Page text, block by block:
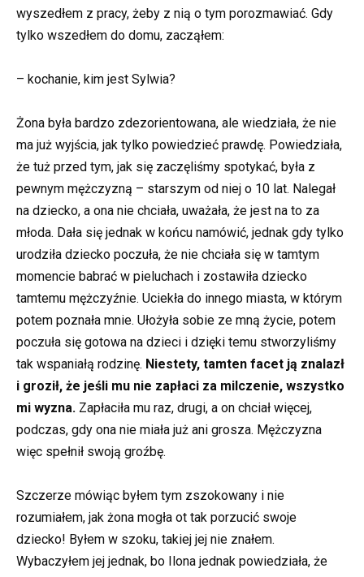
wyszedłem z pracy, żeby z nią o tym porozmawiać. Gdy
tylko wszedłem do domu, zacząłem:
– kochanie, kim jest Sylwia?
Żona była bardzo zdezorientowana, ale wiedziała, że nie
ma już wyjścia, jak tylko powiedzieć prawdę. Powiedziała,
że tuż przed tym, jak się zaczęliśmy spotykać, była z
pewnym mężczyzną – starszym od niej o 10 lat. Nalegał
na dziecko, a ona nie chciała, uważała, że jest na to za
młoda. Dała się jednak w końcu namówić, jednak gdy tylko
urodziła dziecko poczuła, że nie chciała się w tamtym
momencie babrać w pieluchach i zostawiła dziecko
tamtemu mężczyźnie. Uciekła do innego miasta, w którym
potem poznała mnie. Ułożyła sobie ze mną życie, potem
poczuła się gotowa na dzieci i dzięki temu stworzyliśmy
tak wspaniałą rodzinę. Niestety, tamten facet ją znalazł
i groził, że jeśli mu nie zapłaci za milczenie, wszystko
mi wyzna. Zapłaciła mu raz, drugi, a on chciał więcej,
podczas, gdy ona nie miała już ani grosza. Mężczyzna
więc spełnił swoją groźbę.
Szczerze mówiąc byłem tym zszokowany i nie
rozumiałem, jak żona mogła ot tak porzucić swoje
dziecko! Byłem w szoku, takiej jej nie znałem.
Wybaczyłem jej jednak, bo Ilona jednak powiedziała, że